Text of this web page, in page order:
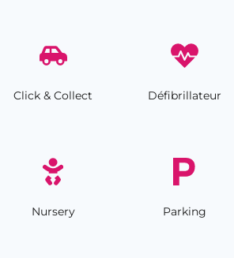
Click & Collect Défibrillateur
Nursery Parking